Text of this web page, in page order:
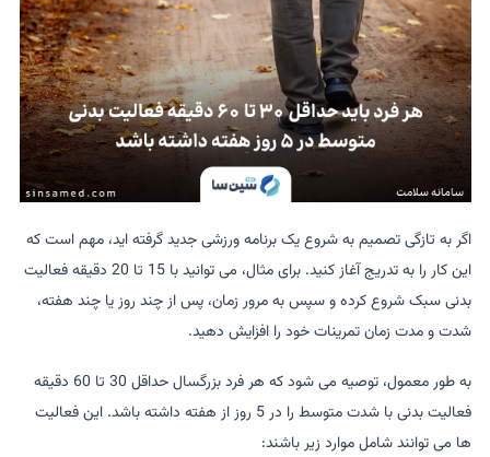
اگر به تازگی تصمیم به شروع یک برنامه ورزشی جدید گرفته اید، مهم است که
این کار را به تدریج آغاز کنید. برای مثال، می توانید با 15 تا 20 دقیقه فعالیت
بدنی سبک شروع کرده و سپس به مرور زمان، پس از چند روز یا چند هفته،
شدت و مدت زمان تمرینات خود را افزایش دهید.
به طور معمول، توصیه می شود که هر فرد بزرگسال حداقل 30 تا 60 دقیقه
فعالیت بدنی با شدت متوسط را در 5 روز از هفته داشته باشد. این فعالیت
ها می توانند شامل موارد زیر باشند: